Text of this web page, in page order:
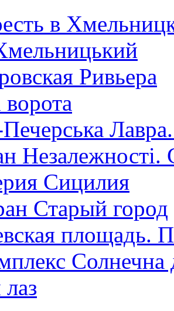
в
Ривьера
ворота
Незалежності.
Сицилия
Старый город
площадь.
Солнечна